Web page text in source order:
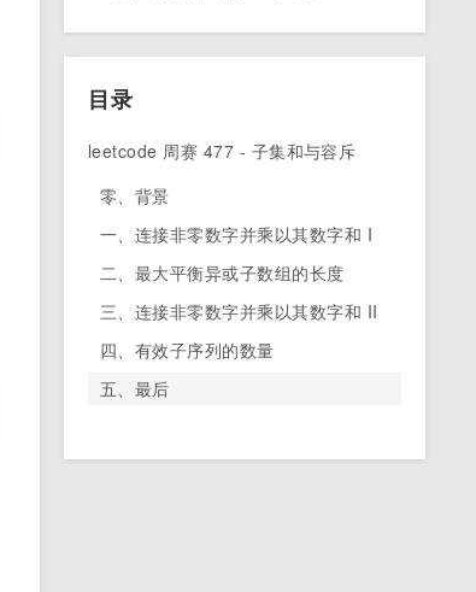
目录
leetcode 周赛 477 - 子集和与容斥
零、背景
一、连接非零数字并乘以其数字和 I
二、最大平衡异或子数组的长度
三、连接非零数字并乘以其数字和 II
四、有效子序列的数量
五、最后